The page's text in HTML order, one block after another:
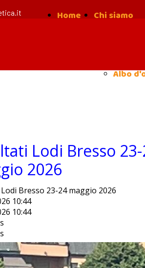
Home
Chi siamo
Albo
Lodi Bresso
2026
Bresso 23-24 maggio 2026
10:44
10:44